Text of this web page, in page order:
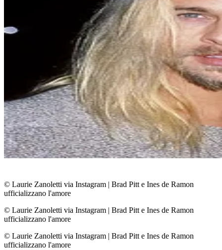
© Laurie Zanoletti via Instagram | Brad Pitt e Ines de Ramon
ufficializzano l'amore
© Laurie Zanoletti via Instagram | Brad Pitt e Ines de Ramon
ufficializzano l'amore
© Laurie Zanoletti via Instagram | Brad Pitt e Ines de Ramon
ufficializzano l'amore